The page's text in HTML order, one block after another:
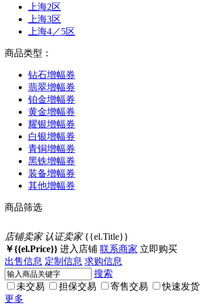
上海2区
上海3区
上海4／5区
商品类型：
钻石增幅券
翡翠增幅券
铂金增幅券
黄金增幅券
耀银增幅券
白银增幅券
青铜增幅券
黑铁增幅券
装备增幅券
其他增幅券
商品筛选
店铺卖家 认证卖家 {{el.Title}}
￥{{el.Price}} 进入店铺 联系商家 立即购买
出售信息 定制信息 求购信息
搜索
未交易
担保交易 寄售交易
快速发货
更多